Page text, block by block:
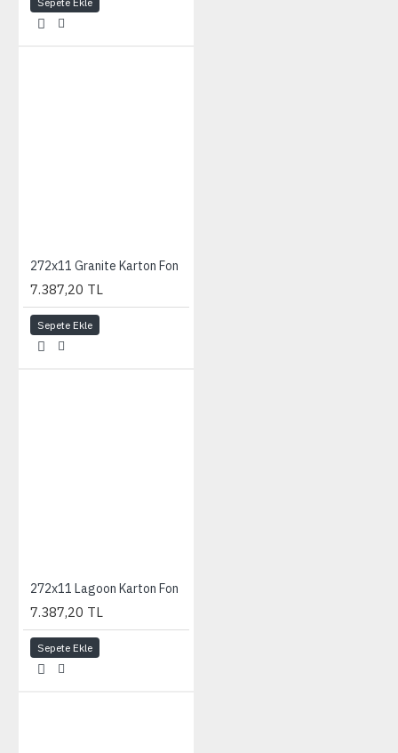
272x11 Granite Karton Fon
7.387,20 TL
Sepete Ekle
272x11 Lagoon Karton Fon
7.387,20 TL
Sepete Ekle